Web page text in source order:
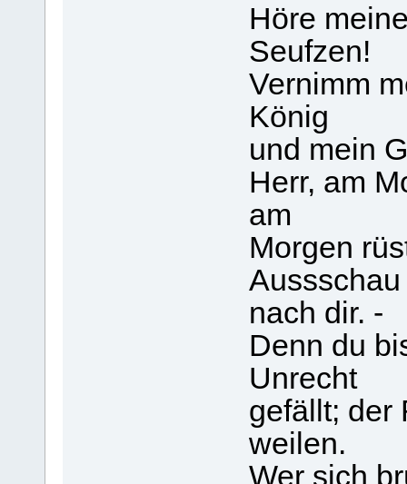
Höre
Seufzen!
Vernimm
König
und mein
Herr, am
am
Morgen
Aussschau
nach dir. -
Denn du
Unrecht
gefällt; der
weilen.
Wer sich